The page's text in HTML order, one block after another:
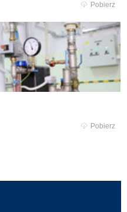
Pobierz
Pobierz